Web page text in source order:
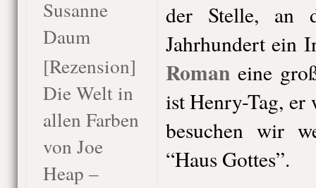
Susanne
Daum
[Rezension]
Die Welt in
allen Farben
von Joe
Heap –
der Stelle, an
Jahrhundert ein
Romaneine
ist Henry-Tag, er
besuchen wir
“Haus Gottes”.